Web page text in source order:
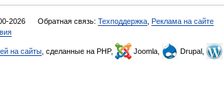
2026 Обратная связь: Техподдержка Реклама на сайте
на сайты , сделанные на PHP, Joomla, Drupal,